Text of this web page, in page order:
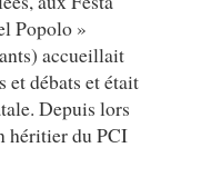
Popolo »
accueillait
et débats et était
Depuis lors
héritier du PCI